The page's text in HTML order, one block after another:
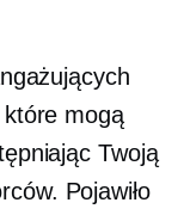
mogą
Twoją
Pojawiło